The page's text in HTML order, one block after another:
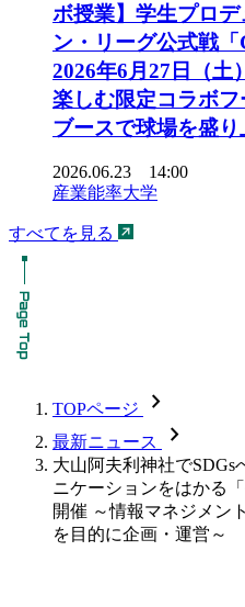
ボ授業】学生プロ
ン・リーグ公式戦
2026年6月27日（土
楽しむ限定コラボ
ブースで球場を盛
2026.06.23 14:00
産業能率大学
すべてを見る
TOPページ chevron_forward
最新ニュース chevron_forward
大山阿夫利神社でSDGs
ニケーションをはかる
開催 ～情報マネジメン
を目的に企画・運営～